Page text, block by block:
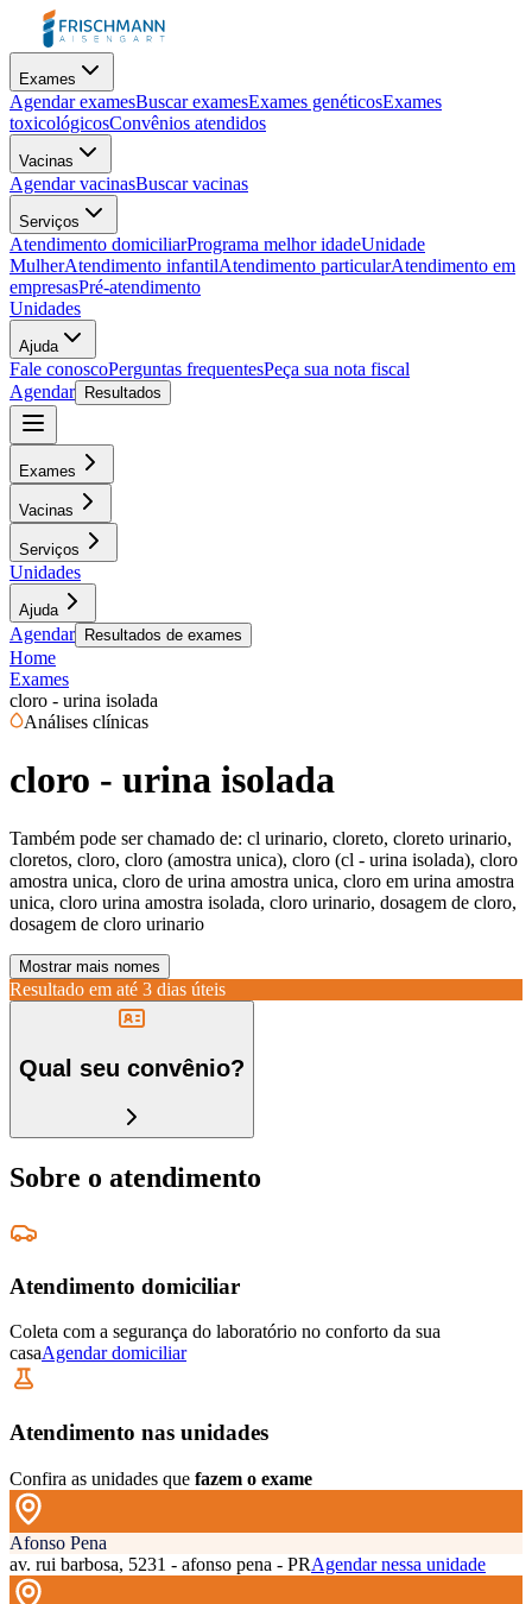
Exames
Agendar examesBuscar examesExames genéticosExames
toxicológicosConvênios atendidos
Vacinas
Agendar vacinasBuscar vacinas
Serviços
Atendimento domiciliarPrograma melhor idadeUnidade
MulherAtendimento infantilAtendimento particularAtendimento em
empresasPré-atendimento
Unidades
Ajuda
Fale conoscoPerguntas frequentesPeça sua nota fiscal
Agendar
Resultados
Exames
Vacinas
Serviços
Unidades
Ajuda
Agendar Resultados de exames
Home
Exames
cloro - urina isolada
Análises clínicas
cloro - urina isolada
Também pode ser chamado de: cl urinario, cloreto, cloreto urinario,
cloretos, cloro, cloro (amostra unica), cloro (cl - urina isolada), cloro
amostra unica, cloro de urina amostra unica, cloro em urina amostra
unica, cloro urina amostra isolada, cloro urinario, dosagem de cloro,
dosagem de cloro urinario
Mostrar mais nomes
Resultado em até 3 dias úteis
Qual seu convênio?
Sobre o atendimento
Atendimento domiciliar
Coleta com a segurança do laboratório no conforto da sua
casaAgendar domiciliar
Atendimento nas unidades
Confira as unidades que fazem o exame
Afonso Pena
av. rui barbosa, 5231 - afonso pena - PRAgendar nessa unidade